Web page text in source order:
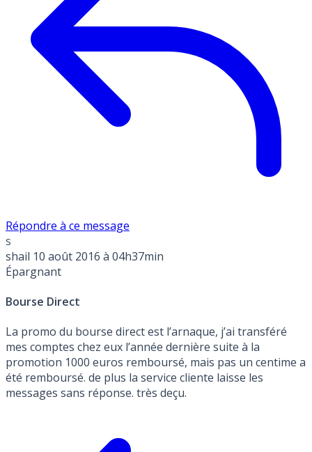
Répondre à ce message
s
shail 10 août 2016 à 04h37min
Épargnant
Bourse Direct
La promo du bourse direct est l’arnaque, j’ai transféré
mes comptes chez eux l’année dernière suite à la
promotion 1000 euros remboursé, mais pas un centime a
été remboursé. de plus la service cliente laisse les
messages sans réponse. très deçu.